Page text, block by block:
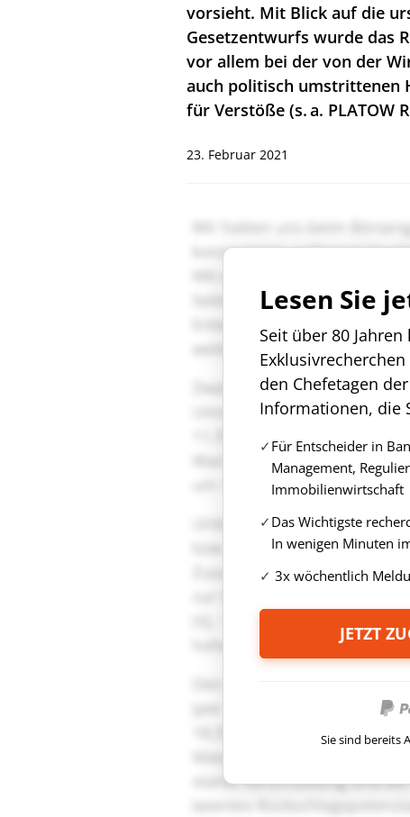
vorsieht. Mit Blick auf die
Gesetzentwurfs wurde das
vor allem bei der von der
auch politisch umstrittenen
für Verstöße (s. a. PLATOW
23. Februar 2021
Lesen Sie
Seit über 80 Jahren
den Chefetagen
Informationen, die
Für Entscheider in
Management,
Immobilienwirtschaft
Das Wichtigste
In wenigen Minuten
3x wöchentlich
JETZT
Sie sind bereits